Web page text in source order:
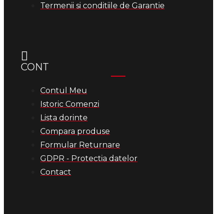
Termenii si conditiile de Garantie
CONT
Contul Meu
Istoric Comenzi
Lista dorinte
Compara produse
Formular Returnare
GDPR - Protectia datelor
Contact